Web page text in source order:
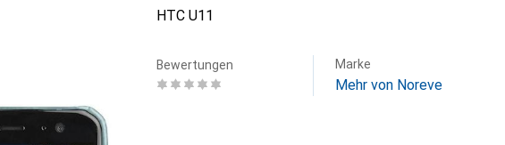
HTC U11
Bewertungen Marke
Mehr von Noreve